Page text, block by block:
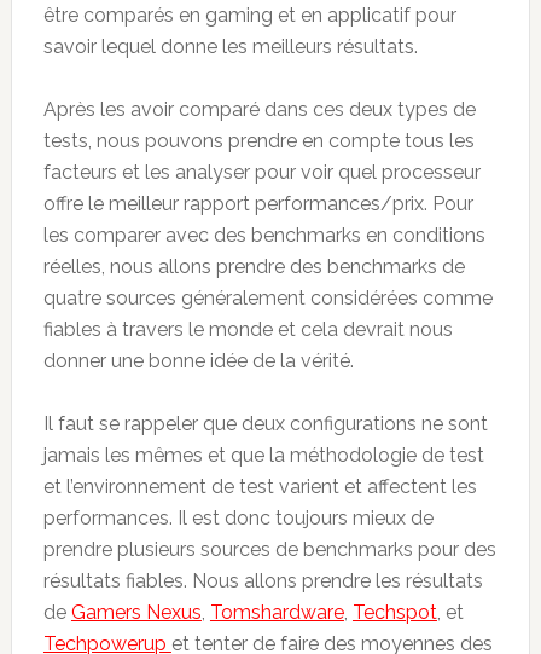
être comparés en gaming et en applicatif pour
savoir lequel donne les meilleurs résultats.
Après les avoir comparé dans ces deux types de
tests, nous pouvons prendre en compte tous les
facteurs et les analyser pour voir quel processeur
offre le meilleur rapport performances/prix. Pour
les comparer avec des benchmarks en conditions
réelles, nous allons prendre des benchmarks de
quatre sources généralement considérées comme
fiables à travers le monde et cela devrait nous
donner une bonne idée de la vérité.
Il faut se rappeler que deux configurations ne sont
jamais les mêmes et que la méthodologie de test
et l’environnement de test varient et affectent les
performances. Il est donc toujours mieux de
prendre plusieurs sources de benchmarks pour des
résultats fiables. Nous allons prendre les résultats
de Gamers Nexus, Tomshardware, Techspot, et
Techpowerup et tenter de faire des moyennes des